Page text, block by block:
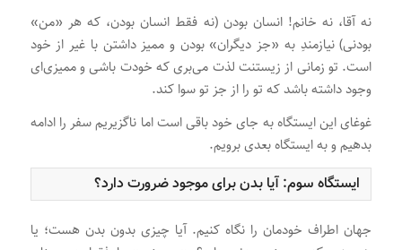
نه آقا، نه خانم! انسان بودن (نه فقط انسان بودن، که هر «من»
بودنی) نیازمندِ به «جز دیگران» بودن و ممیز داشتن با غیر از خود
است. تو زمانی از زیستنت لذت می‌بری که خودت باشی و ممیزی‌ای
وجود داشته باشد که تو را از جز تو سوا کند.
غوغای این ایستگاه به جای خود باقی است اما ناگزیریم سفر را ادامه
بدهیم و به ایستگاه بعدی برویم.
ایستگاه سوم: آیا بدن برای موجود ضرورت دارد؟
جهان اطراف خودمان را نگاه کنیم. آیا چیزی بدون بدن هست؛ یا